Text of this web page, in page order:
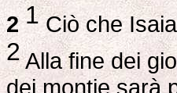
2 1Ciò che
2Alla fine dei
dei montie sarà